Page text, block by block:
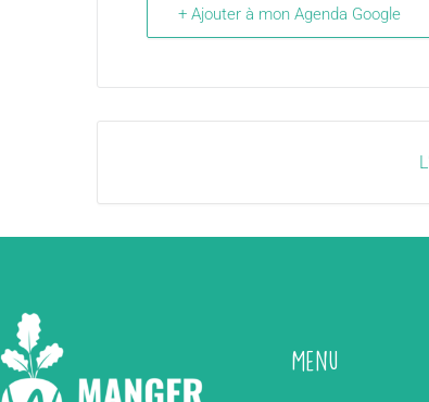
+ Ajouter à mon Agenda Google
Menu